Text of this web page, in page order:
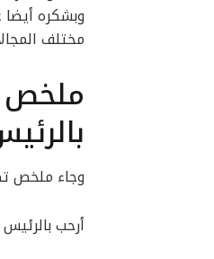
وبشكره أيضا
مختلف
ملخص
وجاء ملخص
أرحب